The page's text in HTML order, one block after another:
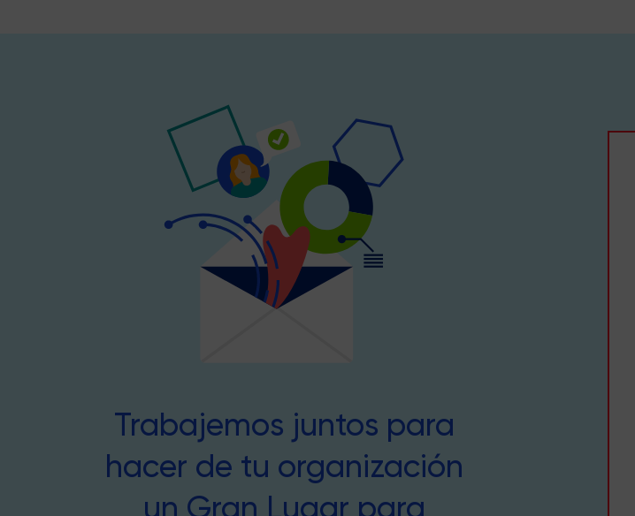
Trabajemos juntos para
hacer de tu organización
un Gran Lugar para